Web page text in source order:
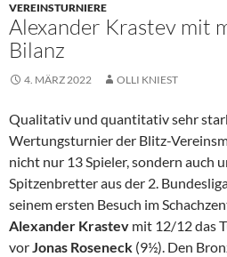
VEREINSTURNIERE
Alexander Krastev mit
Bilanz
4. MÄRZ 2022 OLLI KNIEST
Qualitativ und quantitativ sehr
Wertungsturnier der Blitz-
nicht nur 13 Spieler, sondern auch
Spitzenbretter aus der 2.
seinem ersten Besuch im
Alexander Krastev mit 12/12 das
vorJonas Roseneck (9½). Den